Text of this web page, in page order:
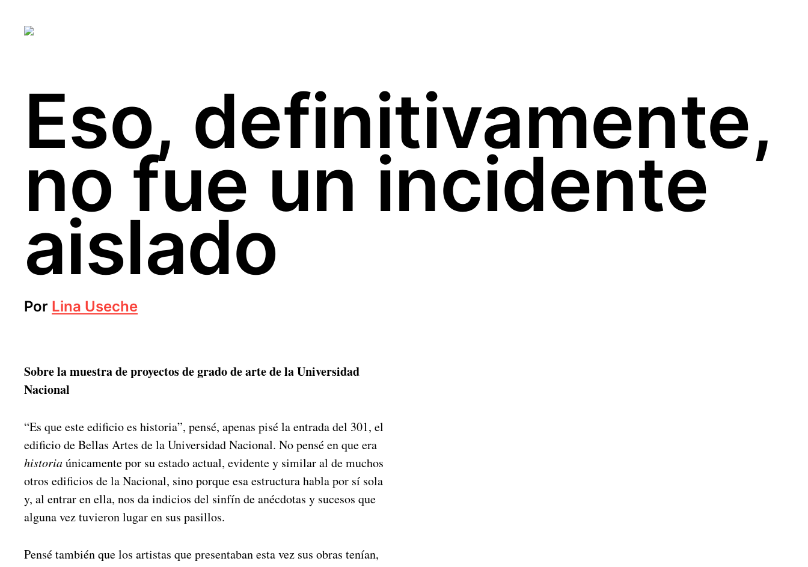
Eso, definitivamente,
no fue un incidente
aislado
Por Lina Useche
Sobre la muestra de proyectos de grado de arte de la Universidad
Nacional
“Es que este edificio es historia”, pensé, apenas pisé la entrada del 301, el
edificio de Bellas Artes de la Universidad Nacional. No pensé en que era
historiaúnicamente por su estado actual, evidente y similar al de muchos
otros edificios de la Nacional, sino porque esa estructura habla por sí sola
y, al entrar en ella, nos da indicios del sinfín de anécdotas y sucesos que
alguna vez tuvieron lugar en sus pasillos.
Pensé también que los artistas que presentaban esta vez sus obras tenían,